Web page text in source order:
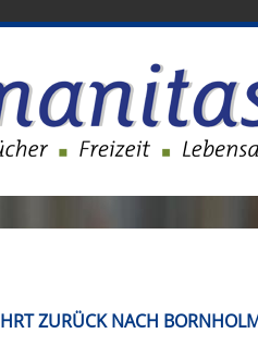
ZURÜCK NACH